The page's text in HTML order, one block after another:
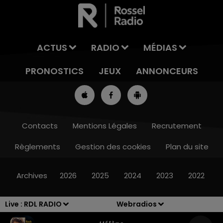
Live : RDL RADIO
Webradios
16h00 - 19h00
ACTUS RADIO
MÉDIAS
PRONOSTICS
JEUX ANNONCEURS
Contacts Mentions Légales
Recrutement
Règlements
Gestion des cookies Plan du site
Archives 2026 2025 2024 2023 2022